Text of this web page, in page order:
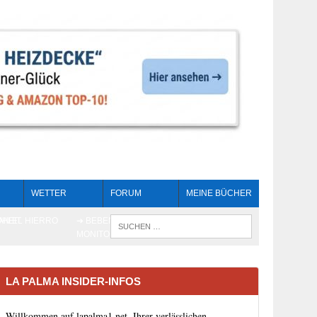
WETTER FORUM MEINE BÜCHER
LA PALMA INSIDER-INFOS